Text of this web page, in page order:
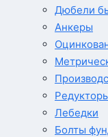
Дюбели
Анкеры
Лебедки
Болты